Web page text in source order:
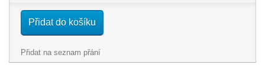
Přidat do košíku
Přidat na seznam přání